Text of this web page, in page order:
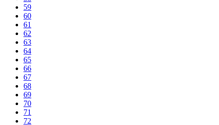
59
60
61
62
63
64
65
66
67
68
69
70
71
72